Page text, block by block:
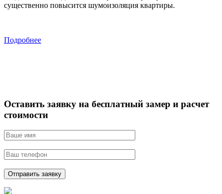
существенно повысится шумоизоляция квартиры.
Подробнее
Оставить заявку на бесплатный замер и расчет
стоимости
Отправить заявку